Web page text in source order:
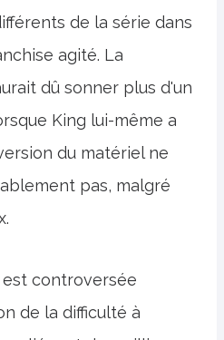
de la série dans
agité. La
dû sonner plus d'un
King lui-même a
du matériel ne
pas, malgré
est controversée
de la difficulté à